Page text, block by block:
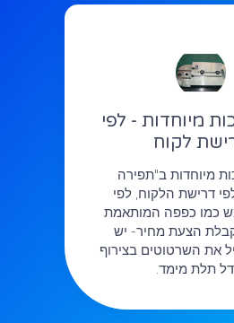
מיוחדות - לפי
לקוח
מיוחדות ב"תפירה
דרישת הלקוח, לפי
כמו כפפה המותאמת
הצעת מחיר- יש
את השרטוטים בצירוף
תלת מימד.